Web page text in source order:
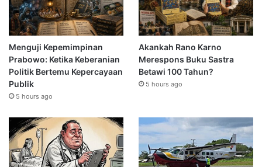
Menguji Kepemimpinan
Prabowo: Ketika Keberanian
Politik Bertemu Kepercayaan
Publik
5 hours ago
Akankah Rano Karno
Merespons Buku Sastra
Betawi 100 Tahun?
5 hours ago